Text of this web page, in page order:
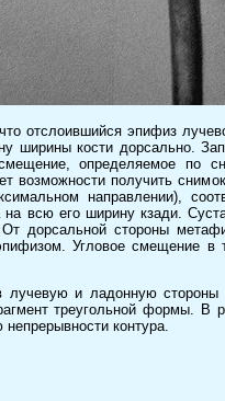
отслоившийся эпифиз
ширины кости дорсально.
определяемое по
получить
направлении),
всю его ширину кзади.
дорсальной стороны
Угловое смещение в
лучевую и ладонную
треугольной формы. В
контура.